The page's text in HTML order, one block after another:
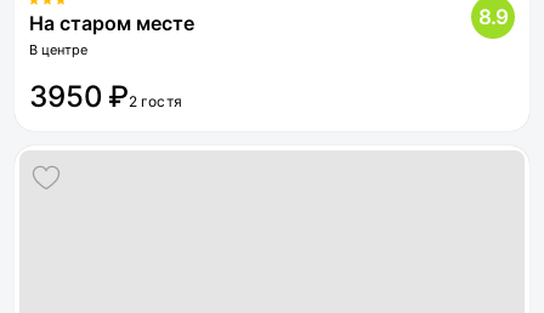
На старом месте
В центре
8.9
3950 ₽2 гостя